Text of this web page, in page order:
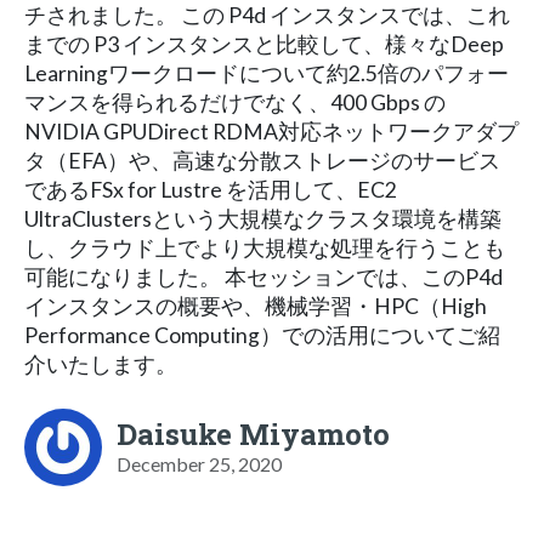
チされました。 この P4d インスタンスでは、これ
までの P3 インスタンスと比較して、様々なDeep
Learningワークロードについて約2.5倍のパフォー
マンスを得られるだけでなく、400 Gbps の
NVIDIA GPUDirect RDMA対応ネットワークアダプ
タ（EFA）や、高速な分散ストレージのサービス
であるFSx for Lustre を活用して、EC2
UltraClustersという大規模なクラスタ環境を構築
し、クラウド上でより大規模な処理を行うことも
可能になりました。 本セッションでは、このP4d
インスタンスの概要や、機械学習・HPC（High
Performance Computing）での活用についてご紹
介いたします。
Daisuke Miyamoto
December 25, 2020